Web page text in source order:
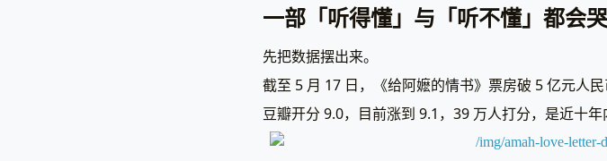
一部「听得懂」与「听不懂」都会
先把数据摆出来。
截至 5 月 17 日，《给阿嬷的情书》票房破 5 亿元人民
豆瓣开分 9.0，目前涨到 9.1，39 万人打分，是近十年